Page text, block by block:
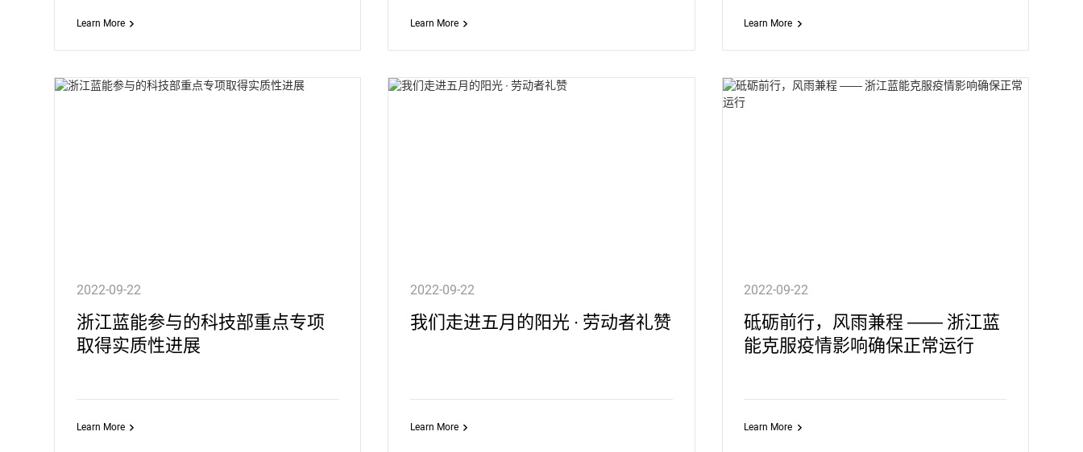
Learn More Learn More Learn More
2022-09-22
浙江蓝能参与的科技部重点专项
取得实质性进展
Learn More
2022-09-22
我们走进五月的阳光 ∙ 劳动者礼赞
Learn More
2022-09-22
砥砺前行，风雨兼程 —— 浙江蓝
能克服疫情影响确保正常运行
Learn More